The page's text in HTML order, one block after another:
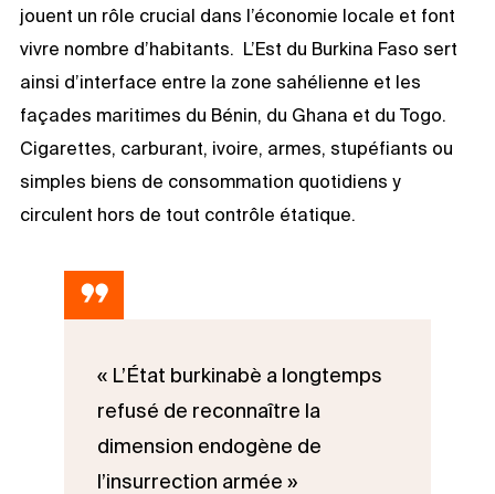
jouent un rôle crucial dans l’économie locale et font
vivre nombre d’habitants. L’Est du Burkina Faso sert
ainsi d’interface entre la zone sahélienne et les
façades maritimes du Bénin, du Ghana et du Togo.
Cigarettes, carburant, ivoire, armes, stupéfiants ou
simples biens de consommation quotidiens y
circulent hors de tout contrôle étatique.
« L’État burkinabè a longtemps
refusé de reconnaître la
dimension endogène de
l’insurrection armée »